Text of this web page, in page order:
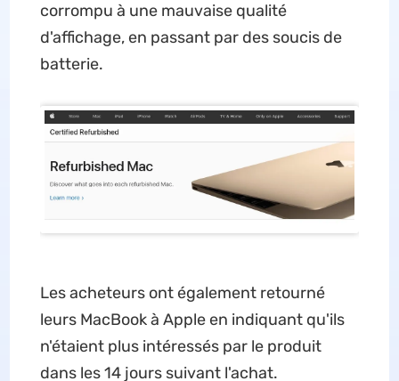
corrompu à une mauvaise qualité
d'affichage, en passant par des soucis de
batterie.
Les acheteurs ont également retourné
leurs MacBook à Apple en indiquant qu'ils
n'étaient plus intéressés par le produit
dans les 14 jours suivant l'achat.